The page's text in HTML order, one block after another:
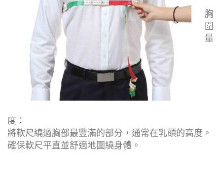
胸
圍
量
度：
將軟尺繞過胸部最豐滿的部分，通常在乳頭的高度。
確保軟尺平直並舒適地圍繞身體。